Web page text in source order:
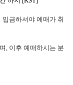
입금하셔야 예매가 취
이후 예매하시는 분